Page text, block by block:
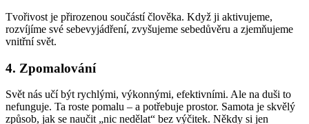
Tvořivost je přirozenou součástí člověka. Když ji aktivujeme,
rozvíjíme své sebevyjádření, zvyšujeme sebedůvěru a zjemňujeme
vnitřní svět.
4. Zpomalování
Svět nás učí být rychlými, výkonnými, efektivními. Ale na duši to
nefunguje. Ta roste pomalu – a potřebuje prostor. Samota je skvělý
způsob, jak se naučit „nic nedělat“ bez výčitek. Někdy si jen